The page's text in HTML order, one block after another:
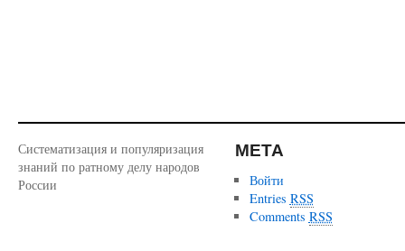
Систематизация и популяризация
знаний по ратному делу народов
России
МЕТА
Войти
Entries RSS
Comments RSS